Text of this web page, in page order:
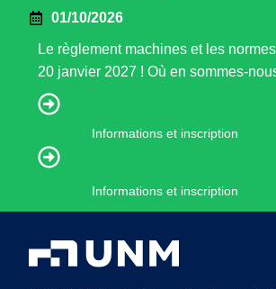
01/10/2026
Le règlement machines et les
20 janvier 2027 ! Où en sommes-
Informations et inscription
Informations et inscription